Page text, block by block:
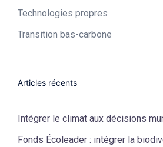
Technologies propres​
Transition bas-carbone
Articles récents
Intégrer le climat aux décisions
Fonds Écoleader : intégrer la